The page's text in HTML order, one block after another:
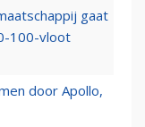
gaat
100-vloot
door Apollo,